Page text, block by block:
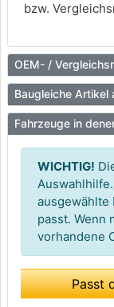
bzw.
OEM- /
Baugleiche Artikel
Fahrzeuge in
WICHTIG!
ausgewählte
passt. Wenn
vorhandene
Passt